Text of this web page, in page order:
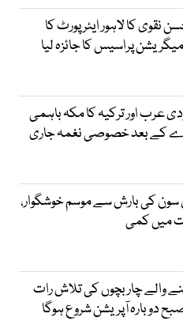
نقوی کا لاہور ایئر پورٹ کا
پراسیس کا جائزہ لیا
عرب اور ترکیہ کا مکہ باہمی
کے بعد خصوصی نغمہ جاری
سون کی بارش سے موسم خوشگوار،
میں کمی
والے چار بچوں کی تلاش رات
دوبارہ آپریشن شروع ہوگا